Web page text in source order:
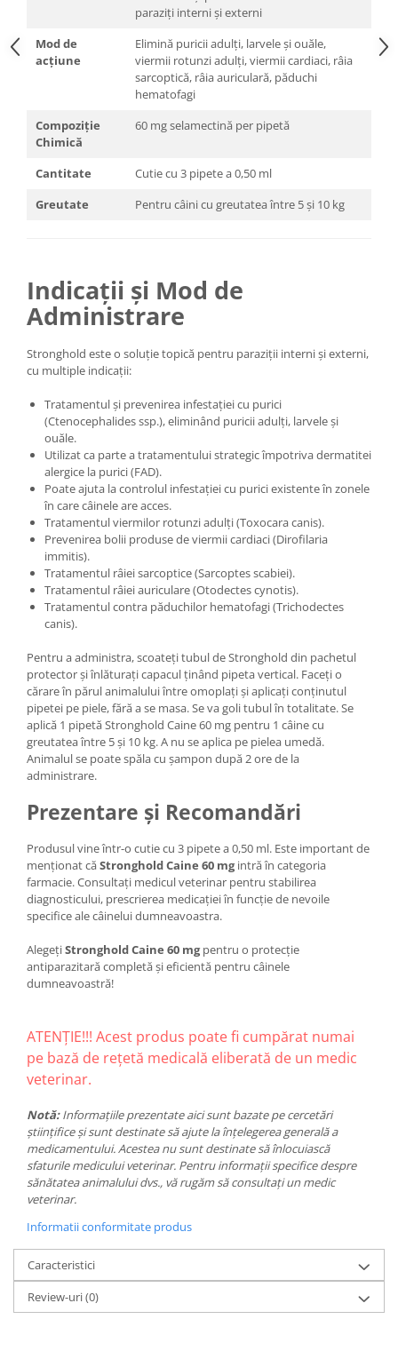
paraziți interni și externi
Mod de
acțiune
Elimină puricii adulți, larvele și ouăle,
viermii rotunzi adulți, viermii cardiaci, râia
sarcoptică, râia auriculară, păduchi
hematofagi
Compoziție
Chimică
60 mg selamectină per pipetă
Cantitate
Cutie cu 3 pipete a 0,50 ml
Greutate
Pentru câini cu greutatea între 5 și 10 kg
Indicații și Mod de
Administrare
Stronghold este o soluție topică pentru paraziții interni și externi,
cu multiple indicații:
Tratamentul și prevenirea infestației cu purici
(Ctenocephalides ssp.), eliminând puricii adulți, larvele și
ouăle.
Utilizat ca parte a tratamentului strategic împotriva dermatitei
alergice la purici (FAD).
Poate ajuta la controlul infestației cu purici existente în zonele
în care câinele are acces.
Tratamentul viermilor rotunzi adulți (Toxocara canis).
Prevenirea bolii produse de viermii cardiaci (Dirofilaria
immitis).
Tratamentul râiei sarcoptice (Sarcoptes scabiei).
Tratamentul râiei auriculare (Otodectes cynotis).
Tratamentul contra păduchilor hematofagi (Trichodectes
canis).
Pentru a administra, scoateți tubul de Stronghold din pachetul
protector și înlăturați capacul ținând pipeta vertical. Faceți o
cărare în părul animalului între omoplați și aplicați conținutul
pipetei pe piele, fără a se masa. Se va goli tubul în totalitate. Se
aplică 1 pipetă Stronghold Caine 60 mg pentru 1 câine cu
greutatea între 5 și 10 kg. A nu se aplica pe pielea umedă.
Animalul se poate spăla cu șampon după 2 ore de la
administrare.
Prezentare și Recomandări
Produsul vine într-o cutie cu 3 pipete a 0,50 ml. Este important de
menționat căStronghold Caine 60 mgintră în categoria
farmacie. Consultați medicul veterinar pentru stabilirea
diagnosticului, prescrierea medicației în funcție de nevoile
specifice ale câinelui dumneavoastra.
AlegețiStronghold Caine 60 mgpentru o protecție
antiparazitară completă și eficientă pentru câinele
dumneavoastră!
ATENȚIE!!! Acest produs poate fi cumpărat numai
pe bază de rețetă medicală eliberată de un medic
veterinar.
Notă:Informațiile prezentate aici sunt bazate pe cercetări
științifice și sunt destinate să ajute la înțelegerea generală a
medicamentului. Acestea nu sunt destinate să înlocuiască
sfaturile medicului veterinar. Pentru informații specifice despre
sănătatea animalului dvs., vă rugăm să consultați un medic
veterinar.
Informatii conformitate produs
Caracteristici
Review-uri(0)